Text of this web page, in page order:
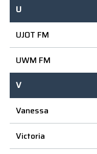
U
UJOT FM
UWM FM
V
Vanessa
Victoria